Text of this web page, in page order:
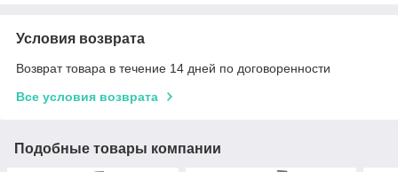
Условия возврата
Возврат товара в течение 14 дней по договоренности
Все условия возврата
Подобные товары компании